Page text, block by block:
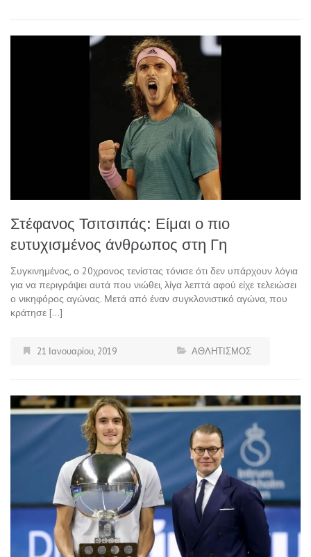
Στέφανος Τσιτσιπάς: Είμαι ο πιο
ευτυχισμένος άνθρωπος στη Γη
Συγκινημένος, ο 20χρονος τενίστας τόνισε ότι δεν υπάρχουν λόγια
για να περιγράψει αυτά που νιώθει, λίγα λεπτά αφού είχε τελειώσει
ο νικηφόρος αγώνας. Μετά από έναν συγκλονιστικό αγώνα, που
κράτησε […]
21 Ιανουαρίου, 2019 ΑΘΛΗΤΙΣΜΟΣ